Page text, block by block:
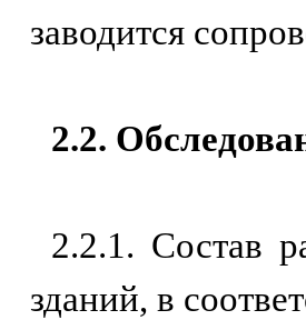
заводится
2.2.
2.2.1. Состав
зданий, в